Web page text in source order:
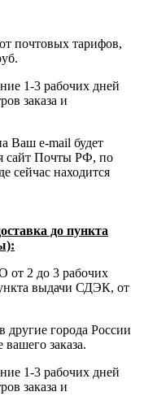
почтовых тарифов,
1-3 рабочих дней
заказа и
Ваш e-mail будет
сайт Почты РФ, по
сейчас находится
до пункта
от 2 до 3 рабочих
выдачи СДЭК, от
другие города России
заказа.
1-3 рабочих дней
заказа и